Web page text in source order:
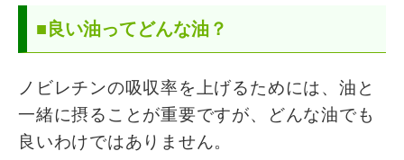
■良い油ってどんな油？
ノビレチンの吸収率を上げるためには、油と
一緒に摂ることが重要ですが、どんな油でも
良いわけではありません。